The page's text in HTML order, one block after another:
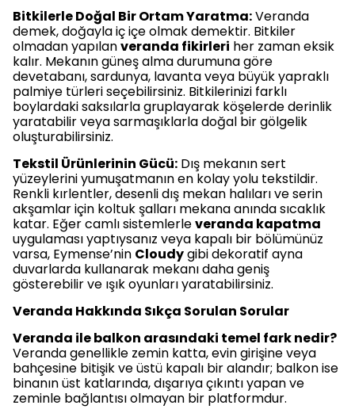
Bitkilerle Doğal Bir Ortam Yaratma:Veranda
demek, doğayla iç içe olmak demektir. Bitkiler
olmadan yapılanveranda fikirleri her zaman eksik
kalır. Mekanın güneş alma durumuna göre
devetabanı, sardunya, lavanta veya büyük yapraklı
palmiye türleri seçebilirsiniz. Bitkilerinizi farklı
boylardaki saksılarla gruplayarak köşelerde derinlik
yaratabilir veya sarmaşıklarla doğal bir gölgelik
oluşturabilirsiniz.
Tekstil Ürünlerinin Gücü: Dış mekanın sert
yüzeylerini yumuşatmanın en kolay yolu tekstildir.
Renkli kırlentler, desenli dış mekan halıları ve serin
akşamlar için koltuk şalları mekana anında sıcaklık
katar. Eğer camlı sistemlerleveranda kapatma
uygulaması yaptıysanız veya kapalı bir bölümünüz
varsa, Eymense’nin Cloudygibi dekoratif ayna
duvarlarda kullanarak mekanı daha geniş
gösterebilir ve ışık oyunları yaratabilirsiniz.
Veranda Hakkında Sıkça Sorulan Sorular
Veranda ile balkon arasındaki temel fark nedir?
Veranda genellikle zemin katta, evin girişine veya
bahçesine bitişik ve üstü kapalı bir alandır; balkon ise
binanın üst katlarında, dışarıya çıkıntı yapan ve
zeminle bağlantısı olmayan bir platformdur.